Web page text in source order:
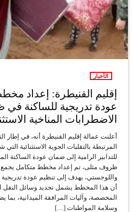
الأخبار
إقليم القنيطرة: إعداد
عودة تدريجية للساكنة في
الاضطرابات المناخية
أعلنت عمالة إقليم القنيطرة أنه، في إطار
المرتبطة بالتقلبات الجوية الاستثنائية التي
للتدابير الرامية إلى ضمان عودة الساكنة
ظروف مثلى، تم إعداد مخطط متكامل يجمع
واللوجستي، يهدف إلى تنظيم عودة تدريجية
أن هذا المخطط يشمل تحديد وسائل النقل
المخصصة، وآليات المرافقة الميدانية، بما
وسلامة المواطنات […]